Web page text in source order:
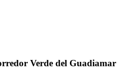
Verde del Guadiamar